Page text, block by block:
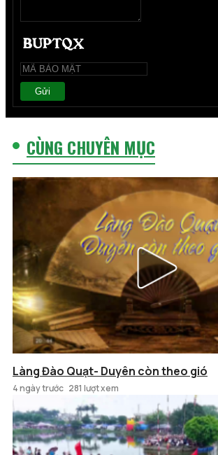
Gửi
CÙNG CHUYÊN MỤC
Làng Đào Quạt- Duyên còn theo gió
4 ngày trước 281 lượt xem